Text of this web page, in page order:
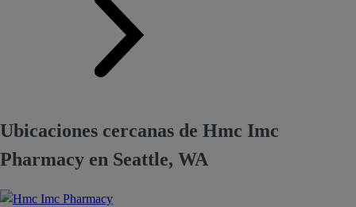
Ubicaciones cercanas de Hmc Imc
Pharmacy en Seattle, WA